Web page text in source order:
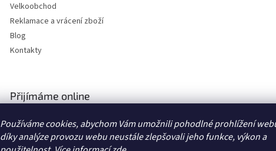
Používáme cookies, abychom Vám umožnili pohodlné prohlížení
díky analýze provozu webu neustále zlepšovali jeho funkce, výkon a
Velkoobchod
Reklamace a vrácení zboží
Blog
Kontakty
Přijímáme online
platby